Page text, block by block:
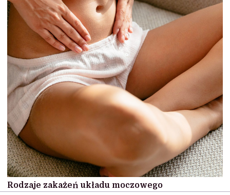
Rodzaje zakażeń układu moczowego